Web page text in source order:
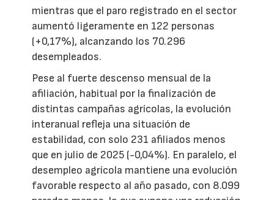
mientras que el paro registrado en el sector
aumentó ligeramente en 122 personas
(+0,17%), alcanzando los 70.296
desempleados.
Pese al fuerte descenso mensual de la
afiliación, habitual por la finalización de
distintas campañas agrícolas, la evolución
interanual refleja una situación de
estabilidad, con solo 231 afiliados menos
que en julio de 2025 (-0,04%). En paralelo, el
desempleo agrícola mantiene una evolución
favorable respecto al año pasado, con 8.099